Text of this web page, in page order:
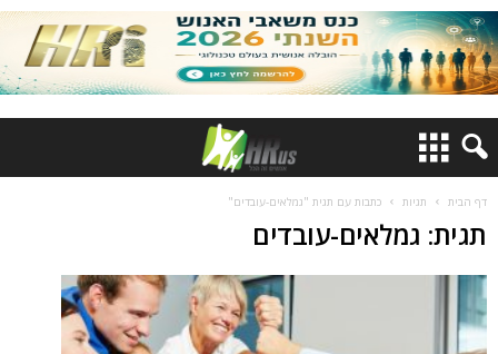
דף הבית תגיות כתבות עם תגית "גמלאים-עובדים"
תגית: גמלאים-עובדים